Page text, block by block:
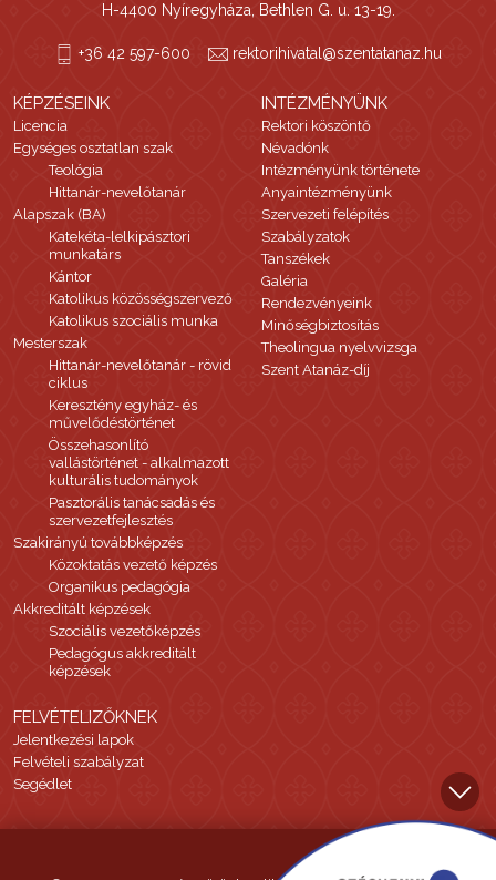
H-4400 Nyíregyháza, Bethlen G. u. 13-19.
+36 42 597-600 rektorihivatal@szentatanaz.hu
KÉPZÉSEINK
Licencia
Egységes osztatlan szak
Teológia
Hittanár-nevelőtanár
Alapszak (BA)
Katekéta-lelkipásztori
munkatárs
Kántor
Katolikus közösségszervező
Katolikus szociális munka
Mesterszak
Hittanár-nevelőtanár - rövid
ciklus
Keresztény egyház- és
művelődéstörténet
Összehasonlító
vallástörténet - alkalmazott
kulturális tudományok
Pasztorális tanácsadás és
szervezetfejlesztés
Szakirányú továbbképzés
Közoktatás vezető képzés
Organikus pedagógia
Akkreditált képzések
Szociális vezetőképzés
Pedagógus akkreditált
képzések
INTÉZMÉNYÜNK
Rektori köszöntő
Névadónk
Intézményünk története
Anyaintézményünk
Szervezeti felépítés
Szabályzatok
Tanszékek
Galéria
Rendezvényeink
Minőségbiztosítás
Theolingua nyelvvizsga
Szent Atanáz-díj
FELVÉTELIZŐKNEK
Jelentkezési lapok
Felvételi szabályzat
Segédlet